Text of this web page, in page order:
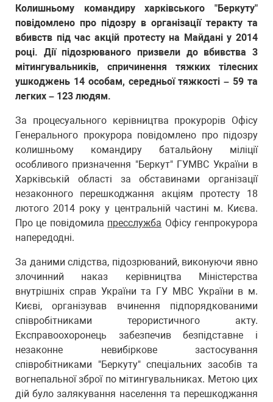
Колишньому командиру харківського "Беркуту"
повідомлено про підозру в організації теракту та
вбивств під час акцій протесту на Майдані у 2014
році. Дії підозрюваного призвели до вбивства 3
мітингувальників, спричинення тяжких тілесних
ушкоджень 14 особам, середньої тяжкості – 59 та
легких – 123 людям.
За процесуального керівництва прокурорів Офісу
Генерального прокурора повідомлено про підозру
колишньому командиру батальйону міліції
особливого призначення "Беркут" ГУМВС України в
Харківській області за обставинами організації
незаконного перешкоджання акціям протесту 18
лютого 2014 року у центральній частині м. Києва.
Про це повідомила пресслужба Офісу генпрокурора
напередодні.
За даними слідства, підозрюваний, виконуючи явно
злочинний наказ керівництва Міністерства
внутрішніх справ України та ГУ МВС України в м.
Києві, організував вчинення підпорядкованими
співробітниками терористичного акту.
Експравоохоронець забезпечив безпідставне і
незаконне невибіркове застосування
співробітниками "Беркуту" спеціальних засобів та
вогнепальної зброї по мітингувальниках. Метою цих
дій було залякування населення та перешкоджання